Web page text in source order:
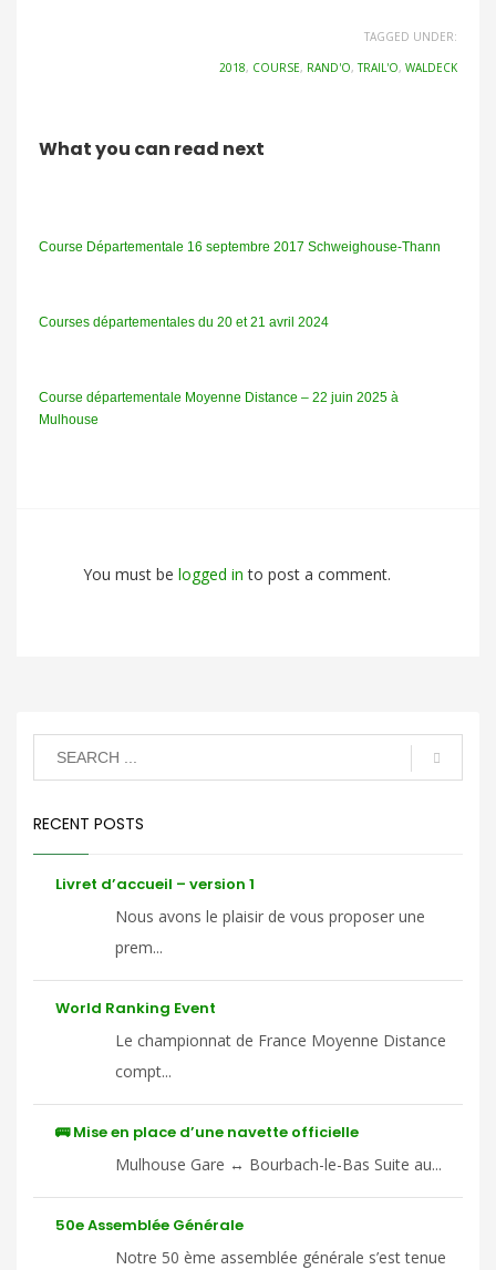
TAGGED UNDER:
2018, COURSE, RAND'O,TRAIL'O, WALDECK
What you can read next
Course Départementale 16 septembre 2017 Schweighouse-Thann
Courses départementales du 20 et 21 avril 2024
Course départementale Moyenne Distance – 22 juin 2025 à
Mulhouse
You must be logged into post a comment.
RECENT POSTS
Livret d’accueil – version 1
Nous avons le plaisir de vous proposer une
prem...
World Ranking Event
Le championnat de France Moyenne Distance
compt...
🚌 Mise en place d’une navette officielle
Mulhouse Gare ↔ Bourbach-le-Bas Suite au...
50e Assemblée Générale
Notre 50 ème assemblée générale s’est tenue